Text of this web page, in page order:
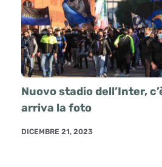
Nuovo stadio dell’Inter,
arriva la foto
DICEMBRE 21, 2023